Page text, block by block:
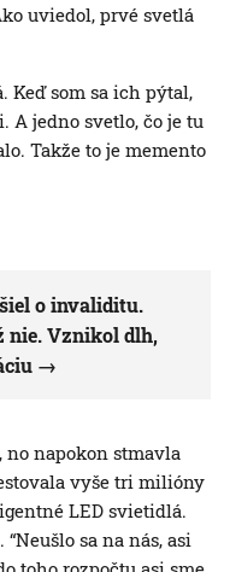
uviedol, prvé svetlá
Keď som sa ich pýtal,
A jedno svetlo, čo je tu
Takže to je memento
o invaliditu.
nie. Vznikol dlh,
napokon stmavla
vyše tri milióny
LED svietidlá.
sa na nás, asi